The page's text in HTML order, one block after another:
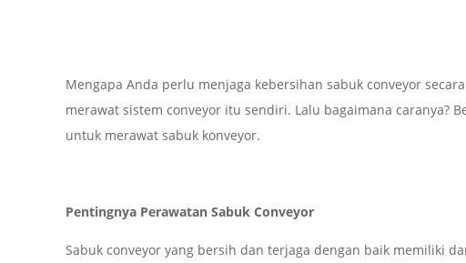
Mengapa Anda perlu menjaga kebersihan sabuk conveyor
merawat sistem conveyor itu sendiri. Lalu bagaimana caranya?
untuk merawat sabuk konveyor.
Pentingnya Perawatan Sabuk Conveyor
Sabuk conveyor yang bersih dan terjaga dengan baik memiliki